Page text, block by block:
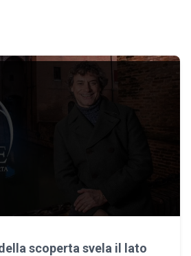
scoperta svela il lato